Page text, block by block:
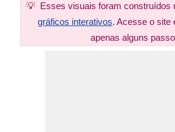
💡 Esses visuais foram construídos
gráficos interativos. Acesse o site
apenas alguns